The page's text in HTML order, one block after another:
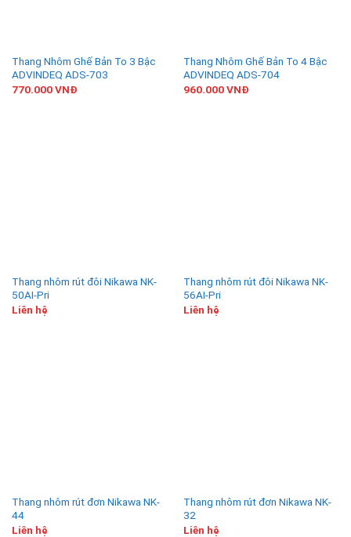
Thang Nhôm Ghế Bản To 3 Bậc
ADVINDEQ ADS-703
770.000VNĐ
Thang Nhôm Ghế Bản To 4 Bậc
ADVINDEQ ADS-704
960.000VNĐ
Thang nhôm rút đôi Nikawa NK-
50AI-Pri
Liên hệ
Thang nhôm rút đôi Nikawa NK-
56AI-Pri
Liên hệ
Thang nhôm rút đơn Nikawa NK-
44
Liên hệ
Thang nhôm rút đơn Nikawa NK-
32
Liên hệ